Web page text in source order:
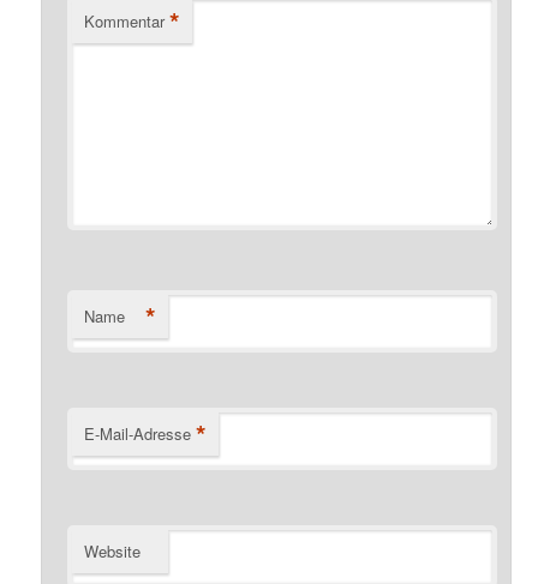
Kommentar *
Name *
E-Mail-Adresse *
Website